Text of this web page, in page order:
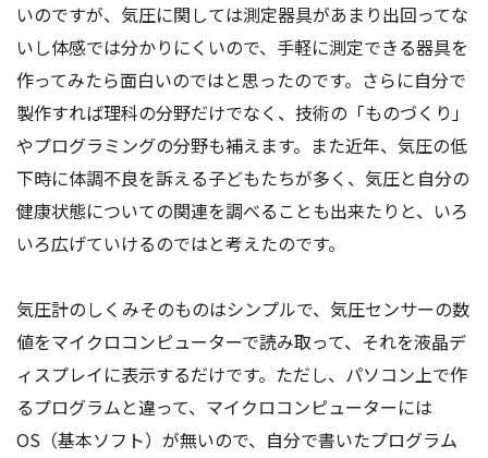
アクセス お問い合わせ
いのですが、気圧に関しては測定器具があまり出回ってな
いし体感では分かりにくいので、手軽に測定できる器具を
作ってみたら面白いのではと思ったのです。さらに自分で
製作すれば理科の分野だけでなく、技術の「ものづくり」
やプログラミングの分野も補えます。また近年、気圧の低
下時に体調不良を訴える子どもたちが多く、気圧と自分の
健康状態についての関連を調べることも出来たりと、いろ
いろ広げていけるのではと考えたのです。
気圧計のしくみそのものはシンプルで、気圧センサーの数
値をマイクロコンピューターで読み取って、それを液晶デ
ィスプレイに表示するだけです。ただし、パソコン上で作
るプログラムと違って、マイクロコンピューターには
OS（基本ソフト）が無いので、自分で書いたプログラム